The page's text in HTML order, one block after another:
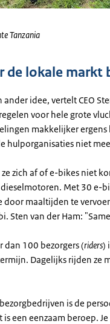
Tanzania
de lokale markt
idee, vertelt CEO
voor hele grote
makkelijker
hulporganisaties niet
zich af of e-bikes niet
Met 30 e-
door maaltijden te
Sten van der Ham:
dan 100 bezorgers (riders)
Dagelijks rijden ze
is de
is een eenzaam beroep.